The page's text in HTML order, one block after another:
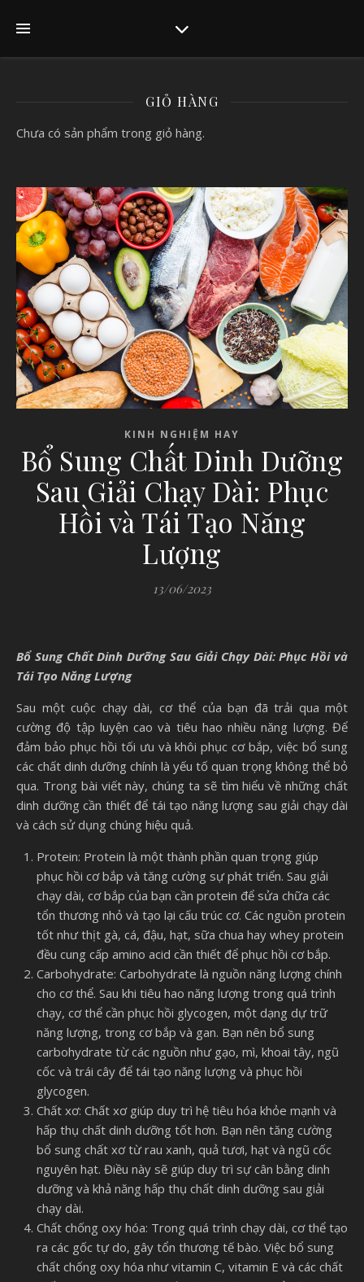
GIỎ HÀNG
Chưa có sản phẩm trong giỏ hàng.
KINH NGHIỆM HAY
Bổ Sung Chất Dinh Dưỡng
Sau Giải Chạy Dài: Phục
Hồi và Tái Tạo Năng
Lượng
13/06/2023
Bổ Sung Chất Dinh Dưỡng Sau Giải Chạy Dài: Phục Hồi và
Tái Tạo Năng Lượng
Sau một cuộc chạy dài, cơ thể của bạn đã trải qua một
cường độ tập luyện cao và tiêu hao nhiều năng lượng. Để
đảm bảo phục hồi tối ưu và khôi phục cơ bắp, việc bổ sung
các chất dinh dưỡng chính là yếu tố quan trọng không thể bỏ
qua. Trong bài viết này, chúng ta sẽ tìm hiểu về những chất
dinh dưỡng cần thiết để tái tạo năng lượng sau giải chạy dài
và cách sử dụng chúng hiệu quả.
Protein: Protein là một thành phần quan trọng giúp
phục hồi cơ bắp và tăng cường sự phát triển. Sau giải
chạy dài, cơ bắp của bạn cần protein để sửa chữa các
tổn thương nhỏ và tạo lại cấu trúc cơ. Các nguồn protein
tốt như thịt gà, cá, đậu, hạt, sữa chua hay whey protein
đều cung cấp amino acid cần thiết để phục hồi cơ bắp.
Carbohydrate: Carbohydrate là nguồn năng lượng chính
cho cơ thể. Sau khi tiêu hao năng lượng trong quá trình
chạy, cơ thể cần phục hồi glycogen, một dạng dự trữ
năng lượng, trong cơ bắp và gan. Bạn nên bổ sung
carbohydrate từ các nguồn như gạo, mì, khoai tây, ngũ
cốc và trái cây để tái tạo năng lượng và phục hồi
glycogen.
Chất xơ: Chất xơ giúp duy trì hệ tiêu hóa khỏe mạnh và
hấp thụ chất dinh dưỡng tốt hơn. Bạn nên tăng cường
bổ sung chất xơ từ rau xanh, quả tươi, hạt và ngũ cốc
nguyên hạt. Điều này sẽ giúp duy trì sự cân bằng dinh
dưỡng và khả năng hấp thụ chất dinh dưỡng sau giải
chạy dài.
Chất chống oxy hóa: Trong quá trình chạy dài, cơ thể tạo
ra các gốc tự do, gây tổn thương tế bào. Việc bổ sung
chất chống oxy hóa như vitamin C, vitamin E và các chất